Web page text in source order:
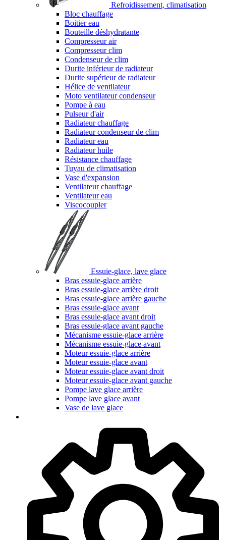
Refroidissement, climatisation
Bloc chauffage
Boitier eau
Bouteille déshydratante
Compresseur air
Compresseur clim
Condenseur de clim
Durite inférieur de radiateur
Durite supérieur de radiateur
Hélice de ventilateur
Moto ventilateur condenseur
Pompe à eau
Pulseur d'air
Radiateur chauffage
Radiateur condenseur de clim
Radiateur eau
Radiateur huile
Résistance chauffage
Tuyau de climatisation
Vase d'expansion
Ventilateur chauffage
Ventilateur eau
Viscocoupler
Essuie-glace, lave glace
Bras essuie-glace arrière
Bras essuie-glace arrière droit
Bras essuie-glace arrière gauche
Bras essuie-glace avant
Bras essuie-glace avant droit
Bras essuie-glace avant gauche
Mécanisme essuie-glace arrière
Mécanisme essuie-glace avant
Moteur essuie-glace arrière
Moteur essuie-glace avant
Moteur essuie-glace avant droit
Moteur essuie-glace avant gauche
Pompe lave glace arrière
Pompe lave glace avant
Vase de lave glace